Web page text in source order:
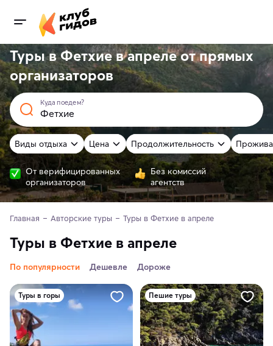
Туры в Фетхие в апреле отпрямых
организаторов
Куда поедем?
Виды отдыха Цена Продолжительность
От верифицированных
организаторов
Без комиссий
агентств
Главная Авторские туры Туры в Фетхие в апреле
Туры в Фетхие в апреле
По популярности Дешевле Дороже
Туры в горы Пешие туры